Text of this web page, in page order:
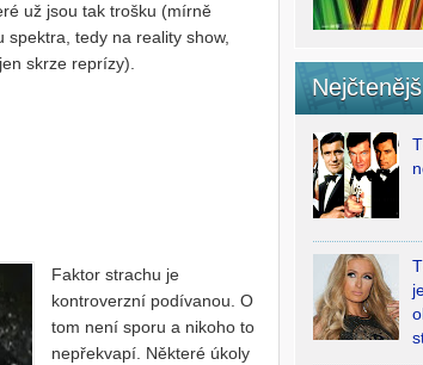
už jsou tak trošku (mírně
tedy na reality show,
skrze reprízy).
Faktor strachu je
kontroverzní podívanou. O
tom není sporu a nikoho to
nepřekvapí. Některé úkoly